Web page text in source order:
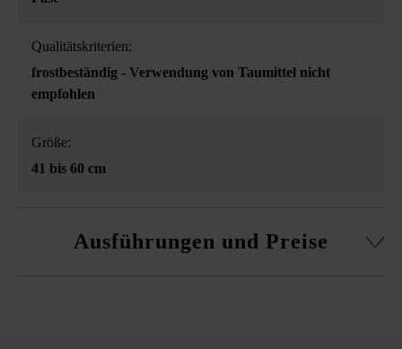
Qualitätskriterien:
frostbeständig - Verwendung von Taumittel nicht
empfohlen
Größe:
41 bis 60 cm
Ausführungen und Preise